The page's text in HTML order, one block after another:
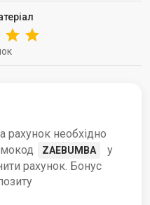
рахунок необхідно
ZAEBUMBA
у
рахунок. Бонус